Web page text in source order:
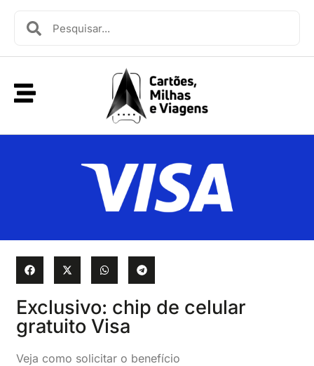
Exclusivo: chip de celular
gratuito Visa
Veja como solicitar o benefício